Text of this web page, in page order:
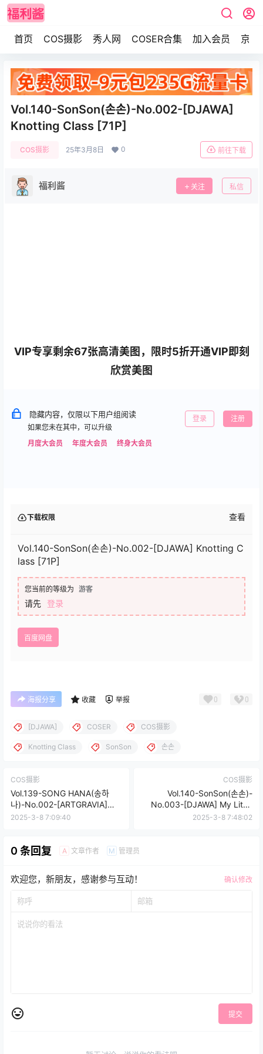
首页 COS摄影 秀人网 COSER合集 加入会员 京东
Vol.140-SonSon(손손)-No.002-[DJAWA]
Knotting Class [71P]
COS摄影 25年3月8日 0 前往下载
福利酱 关注 私信
VIP专享剩余67张高清美图，限时5折开通VIP即刻
欣赏美图
隐藏内容，仅限以下用户组阅读
如果您未在其中，可以升级
月度大会员
年度大会员 终身大会员
登录 注册
下载权限 查看
Vol.140-SonSon(손손)-No.002-[DJAWA] Knotting C
lass [71P]
您当前的等级为 游客
请先 登录
百度网盘
海报分享 收藏 举报 0 0
[DJAWA] COSER COS摄影
Knotting Class SonSon 손손
COS摄影
Vol.139-SONG HANA(송하
나)-No.002-[ARTGRAVIA]
VOL.074 [67P]
2025-3-8 7:09:40
COS摄影
Vol.140-SonSon(손손)-
No.003-[DJAWA] My Little
Bunny [96P]
2025-3-8 7:48:02
0 条回复 A 文章作者 M 管理员
欢迎您，新朋友，感谢参与互动！ 确认修改
提交